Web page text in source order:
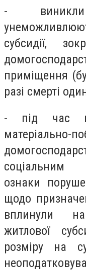
-
субсидії,
приміщення
разі смерті
- під час
соціальним
ознаки
щодо
вплинули
житлової
розміру на